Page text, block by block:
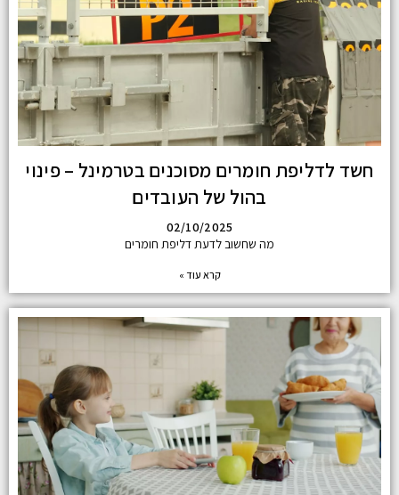
חשד לדליפת חומרים מסוכנים בטרמינל – פינוי
בהול של העובדים
02/10/2025
מה שחשוב לדעת דליפת חומרים
קרא עוד »